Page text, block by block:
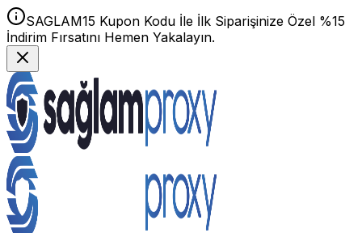
SAGLAM15 Kupon Kodu İle İlk Siparişinize Özel %15
İndirim Fırsatını Hemen Yakalayın.